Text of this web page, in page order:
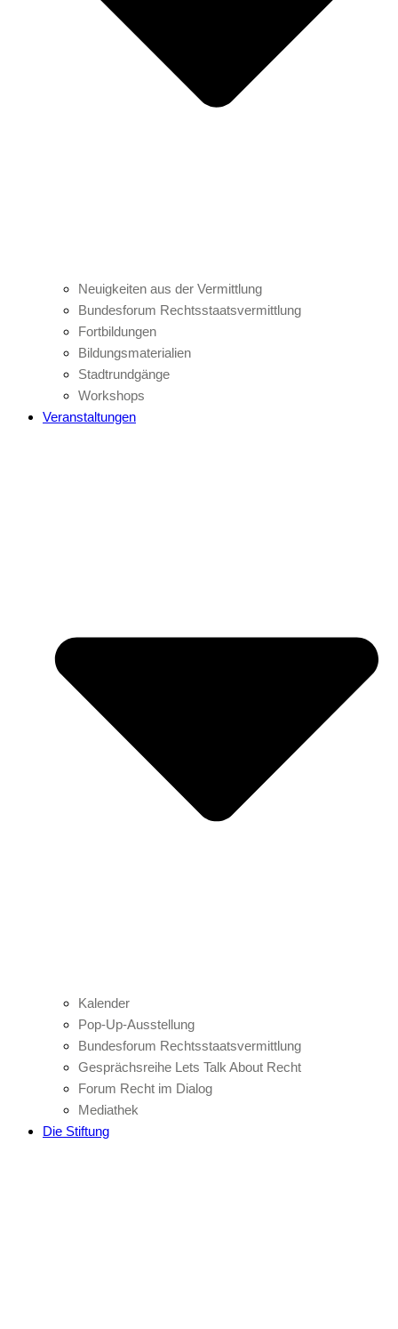
Neuigkeiten aus der Vermittlung
Bundesforum Rechtsstaatsvermittlung
Fortbildungen
Bildungsmaterialien
Stadtrundgänge
Workshops
Veranstaltungen
Kalender
Pop-Up-Ausstellung
Bundesforum Rechtsstaatsvermittlung
Gesprächsreihe Lets Talk About Recht
Forum Recht im Dialog
Mediathek
Die Stiftung